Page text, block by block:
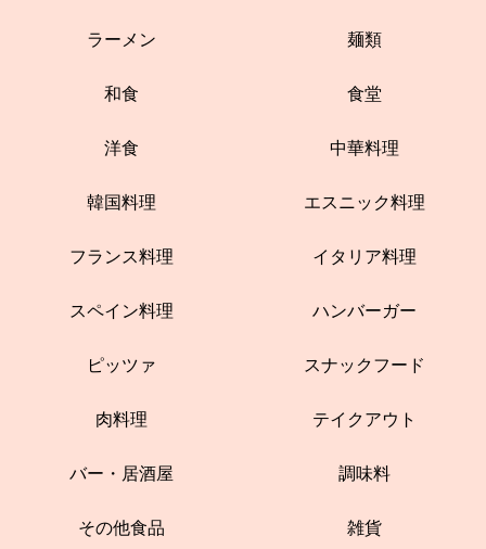
ラーメン 麺類
和食 食堂
洋食 中華料理
韓国料理 エスニック料理
フランス料理 イタリア料理
スペイン料理 ハンバーガー
ピッツァ スナックフード
肉料理 テイクアウト
バー・居酒屋 調味料
その他食品 雑貨